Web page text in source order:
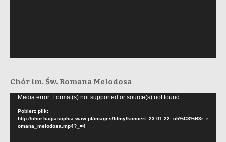
Chór im. Św. Romana Melodosa
Odtwarzacz
video
Media error: Format(s) not supported or source(s) not found
Pobierz plik:
http://chor.hagiasophia.waw.pl/images/filmy/koncert_23.01.22_ch%C3%B3r_r
omana_melodosa.mp4?_=4